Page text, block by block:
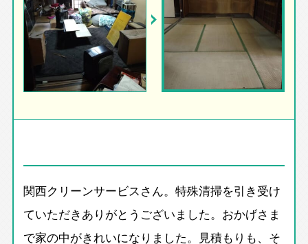
関西クリーンサービスさん。特殊清掃を引き受け
ていただきありがとうございました。おかげさま
で家の中がきれいになりました。見積もりも、そ